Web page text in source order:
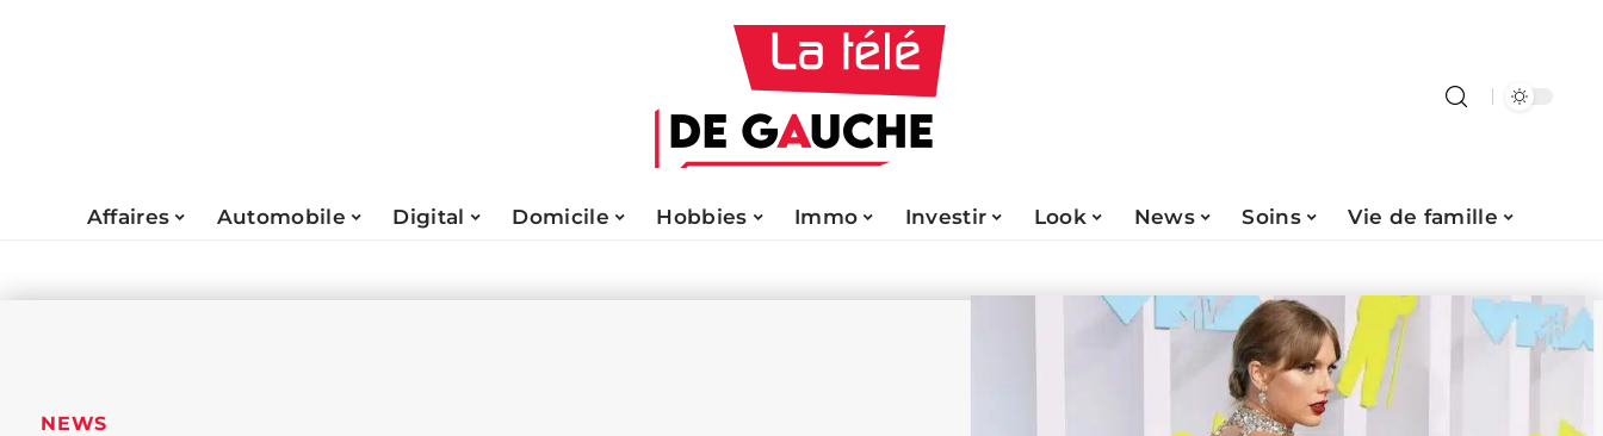
Affaires Automobile Digital Domicile Hobbies Immo Investir Look News Soins Vie de famille
NEWS